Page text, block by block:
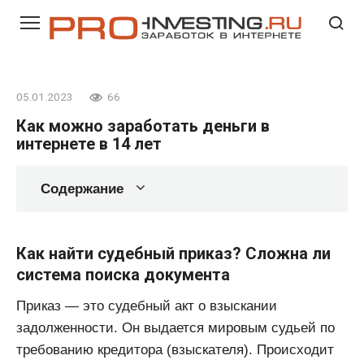
05.01.2023 66
Как можно заработать деньги в
интернете в 14 лет
Содержание
Как найти судебный приказ? Сложна ли
система поиска документа
Приказ — это судебный акт о взыскании
задолженности. Он выдается мировым судьей по
требованию кредитора (взыскателя). Происходит